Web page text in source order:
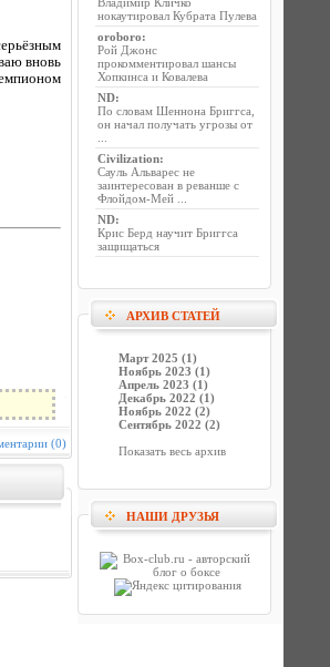
вновь
(0)
нокаутировал Кубрата Пулева
oroboro:
Рой Джонс
прокомментировал шансы
Хопкинса и Ковалева
ND:
По словам Шеннона Бриггса,
он начал получать угрозы от
Civilization:
Сауль Альварес не
заинтересован в реванше с
Флойдом-Мей ...
ND:
Крис Берд научит Бриггса
защищаться
АРХИВ СТАТЕЙ
Март 2025 (1)
Ноябрь 2023 (1)
Апрель 2023 (1)
Декабрь 2022 (1)
Ноябрь 2022 (2)
Сентябрь 2022 (2)
Показать весь архив
НАШИ ДРУЗЬЯ